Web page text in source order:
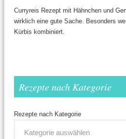
Curryreis Rezept mit Hähnchen und
wirklich eine gute Sache. Besonders
Kürbis kombiniert.
Rezepte nach Kategorie
Rezepte nach Kategorie